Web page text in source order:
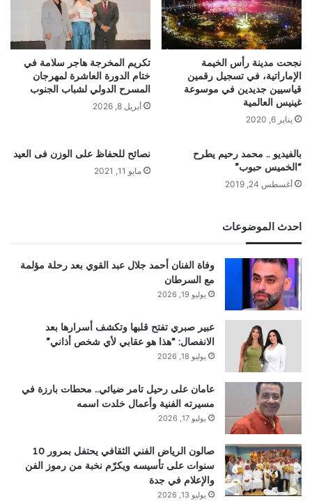
نجحت مدينة رأس الخيمة
الإماراتية، في تسجيل رقمين
قياسيين جديدين في موسوعة
غينيس العالمية
يناير 6, 2020
تكريم المخرجة هاجر سلامة في
ختام الدورة العاشرة لمهرجان
المسرح الدولي لشباب الجنوب
أبريل 8, 2026
بالفيديو .. محمد رحيم يطرح
“الخميس حبوب”
أغسطس 24, 2019
نصائح للحفاظ على الوزن فى العيد
مايو 11, 2021
احدث الموضوعات
وفاة الفنان أحمد جلال عبد القوي بعد رحلة مؤلمة
مع السرطان
يوليو 19, 2026
عبير صبري تفتح قلبها وتكشف أسرارها بعد
الانفصال: “هذا هو عقابي لأي شخص أذاني”
يوليو 18, 2026
عامان على رحيل تامر ضيائي.. محطات بارزة في
مسيرته الفنية وأعمال خلدت اسمه
يوليو 17, 2026
صالون الرياض الفني الثقافي يحتفل بمرور 10
سنوات على تأسيسه ويكرّم نخبة من رموز الفن
والإعلام في جدة
يوليو 13, 2026